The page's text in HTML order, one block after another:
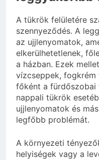
A tükrök felületére
szennyeződés. A
az ujjlenyomatok,
elkerülhetetlenek,
a házban. Ezek
vízcseppek, fogkrém
főként a
nappali tükrök
ujjlenyomatok és
legfőbb problémát.
A környezeti
helyiségek vagy a